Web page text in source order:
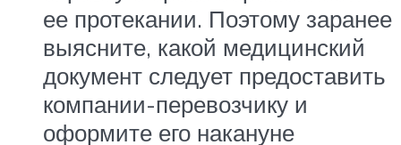
ее протекании. Поэтому заранее
выясните, какой медицинский
документ следует предоставить
компании-перевозчику и
оформите его накануне